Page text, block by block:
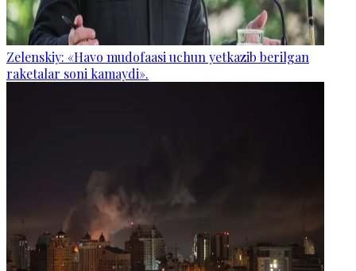
Zelenskiy: «Havo mudofaasi uchun yetkazib berilgan
raketalar soni kamaydi».